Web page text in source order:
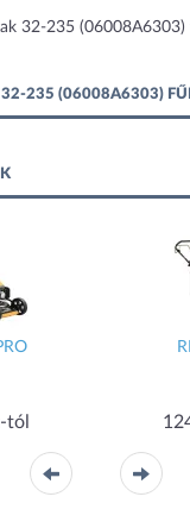
32-235 (06008A6303)
32-235 (06008A6303)
tól